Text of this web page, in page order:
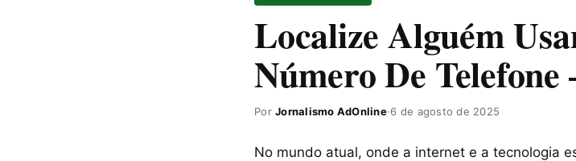
Localize Alguém
Número De Telefone
PorJornalismo AdOnline·6 de agosto de 2025
No mundo atual, onde a internet e a tecnologia